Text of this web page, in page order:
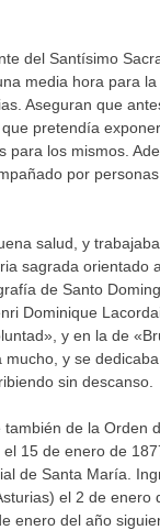
del Santísimo
media hora para la
Aseguran que
pretendía
para los mismos.
por
salud, y
sagrada orientado
de Santo
Dominique
y en la de
y se
sin descanso.
también de la Orden
15 de enero de
de Santa María.
el 2 de enero
enero del año